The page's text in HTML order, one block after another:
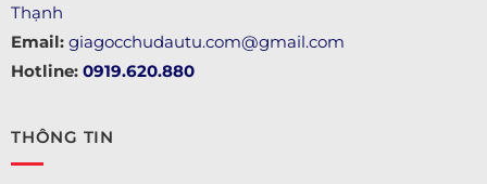
Thạnh
Email: giagocchudautu.com@gmail.com
Hotline: 0919.620.880
THÔNG TIN